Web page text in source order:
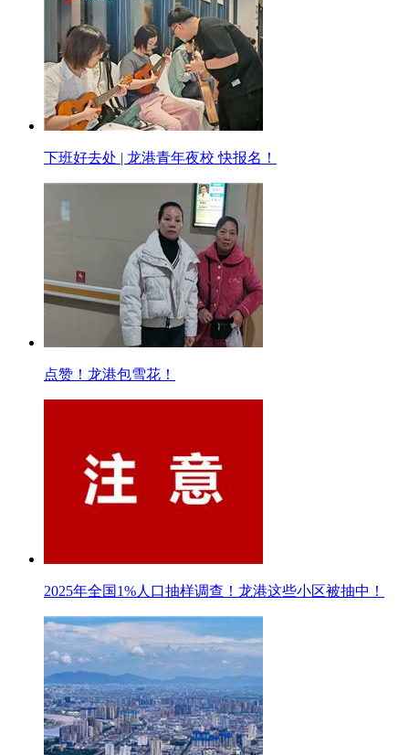
下班好去处 | 龙港青年夜校 快报名！
点赞！龙港包雪花！
2025年全国1%人口抽样调查！龙港这些小区被抽中！